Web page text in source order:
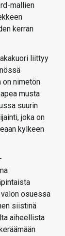
mallien
kerran
liittyy
on nimetön
musta
suurin
joka on
kylkeen
osuessa
siistinä
aiheellista